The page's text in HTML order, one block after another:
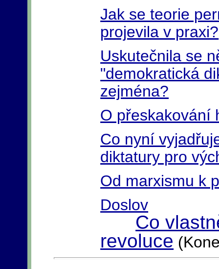
Jak se teorie
projevila v praxi?
Uskutečnila se
"demokratická
zejména?
O přeskakování
Co nyní
diktatury pro
Od marxismu k
Doslov
Co
revoluce